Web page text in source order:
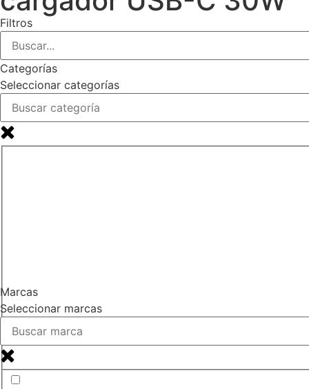
Filtros
Categorías
Seleccionar categorías
Marcas
Seleccionar marcas